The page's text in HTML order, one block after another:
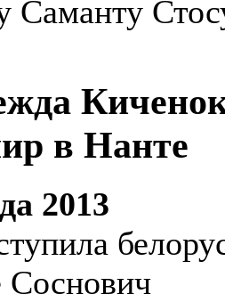
Саманту
в Нанте
2013
Соснович